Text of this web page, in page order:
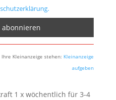
Kleinanzeige stehen: Kleinanzeige
aufgeben
1 x wöchentlich für 3-4